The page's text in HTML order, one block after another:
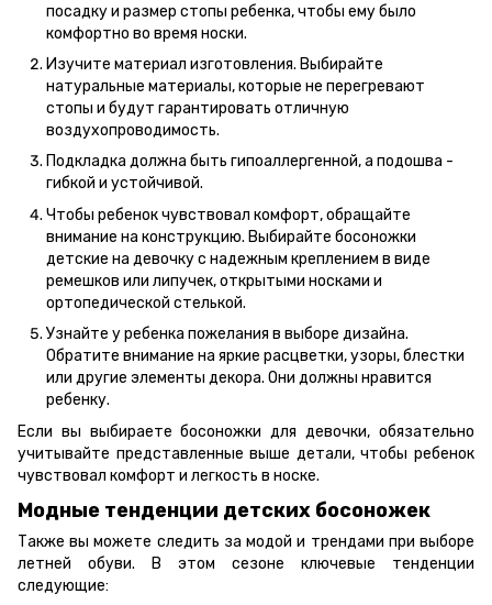
посадку и размер стопы ребенка, чтобы ему было
комфортно во время носки.
Изучите материал изготовления. Выбирайте
натуральные материалы, которые не перегревают
стопы и будут гарантировать отличную
воздухопроводимость.
Подкладка должна быть гипоаллергенной, а подошва -
гибкой и устойчивой.
Чтобы ребенок чувствовал комфорт, обращайте
внимание на конструкцию. Выбирайте босоножки
детские на девочку с надежным креплением в виде
ремешков или липучек, открытыми носками и
ортопедической стелькой.
Узнайте у ребенка пожелания в выборе дизайна.
Обратите внимание на яркие расцветки, узоры, блестки
или другие элементы декора. Они должны нравится
ребенку.
Если вы выбираете босоножки для девочки, обязательно
учитывайте представленные выше детали, чтобы ребенок
чувствовал комфорт и легкость в носке.
Модные тенденции детских босоножек
Также вы можете следить за модой и трендами при выборе
летней обуви. В этом сезоне ключевые тенденции
следующие: